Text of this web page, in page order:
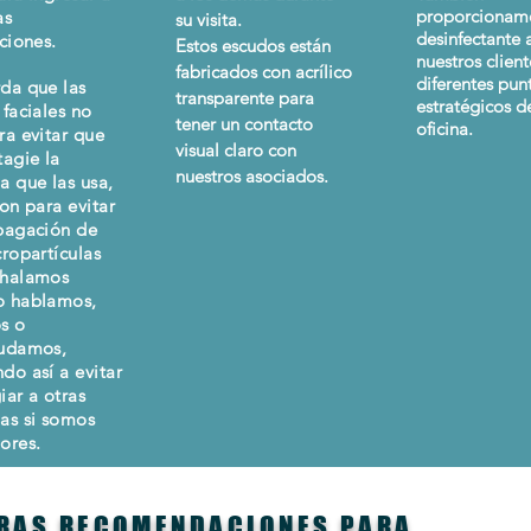
que las
no
evitar que
la
que las usa,
para evitar
de
hablamos,
o
así a evitar
a otras
si somos
su visita.
Estos escudos están
fabricados con acrílico
transparente para
tener un contacto
visual claro con
nuestros asociados.
desinfectante
nuestros
diferentes
estratégicos
oficina.